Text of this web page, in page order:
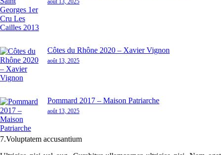
août 13, 2025
Côtes du Rhône 2020 – Xavier Vignon
août 13, 2025
Pommard 2017 – Maison Patriarche
août 13, 2025
7.Voluptatem accusantium